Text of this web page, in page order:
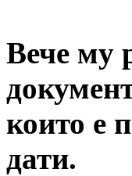
Вече му
които е
дати.